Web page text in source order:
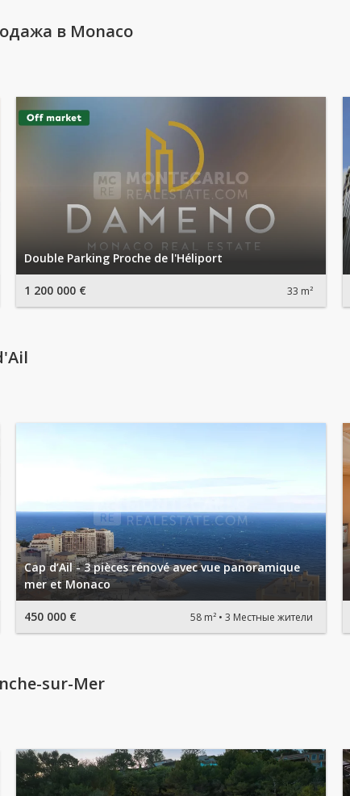
в Monaco
Double Parking Proche de l'Héliport
1 200 000 € 33 m²
Cap d’Ail - 3 pièces rénové avec vue panoramique
mer et Monaco
450 000 € 58 m² 3 Местные жители
sur-Mer